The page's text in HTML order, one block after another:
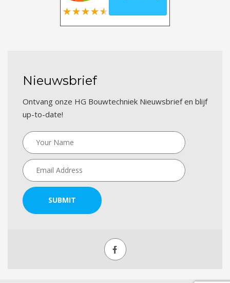
Nieuwsbrief
Ontvang onze HG Bouwtechniek Nieuwsbrief en blijf
up-to-date!
SUBMIT